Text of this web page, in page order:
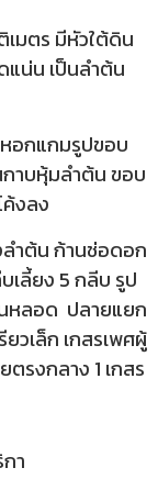
มตร มีหัวใต้ดิน
แน่น เป็นลำต้น
อกแกมรูปขอบ
าบหุ้มลำต้น ขอบ
ค้งลง
ำต้น ก้านช่อดอก
เลี้ยง 5 กลีบ รูป
หลอด ปลายแยก
วเล็ก เกสรเพศผู้
ตรงกลาง 1 เกสร
า